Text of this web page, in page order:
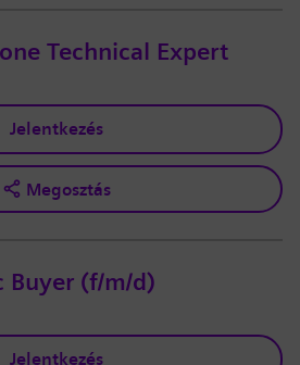
Technical Expert
Jelentkezés
Megosztás
Buyer (f/m/d)
Jelentkezés